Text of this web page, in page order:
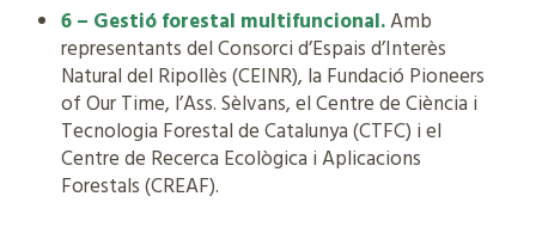
6 – Gestió forestal multifuncional.Amb
representants del Consorci d’Espais d’Interès
Natural del Ripollès (CEINR), la Fundació Pioneers
of Our Time, l’Ass. Sèlvans, el Centre de Ciència i
Tecnologia Forestal de Catalunya (CTFC) i el
Centre de Recerca Ecològica i Aplicacions
Forestals (CREAF).